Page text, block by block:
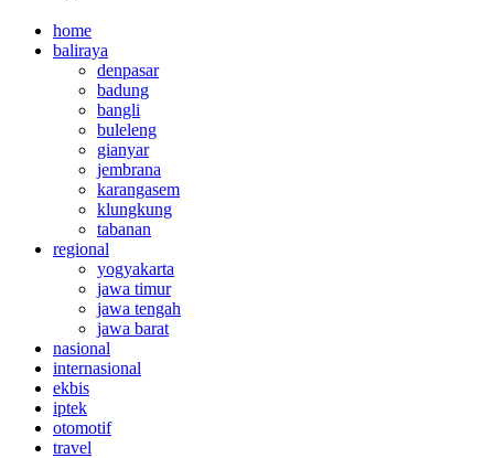
home
baliraya
denpasar
badung
bangli
buleleng
gianyar
jembrana
karangasem
klungkung
tabanan
regional
yogyakarta
jawa timur
jawa tengah
jawa barat
nasional
internasional
ekbis
iptek
otomotif
travel